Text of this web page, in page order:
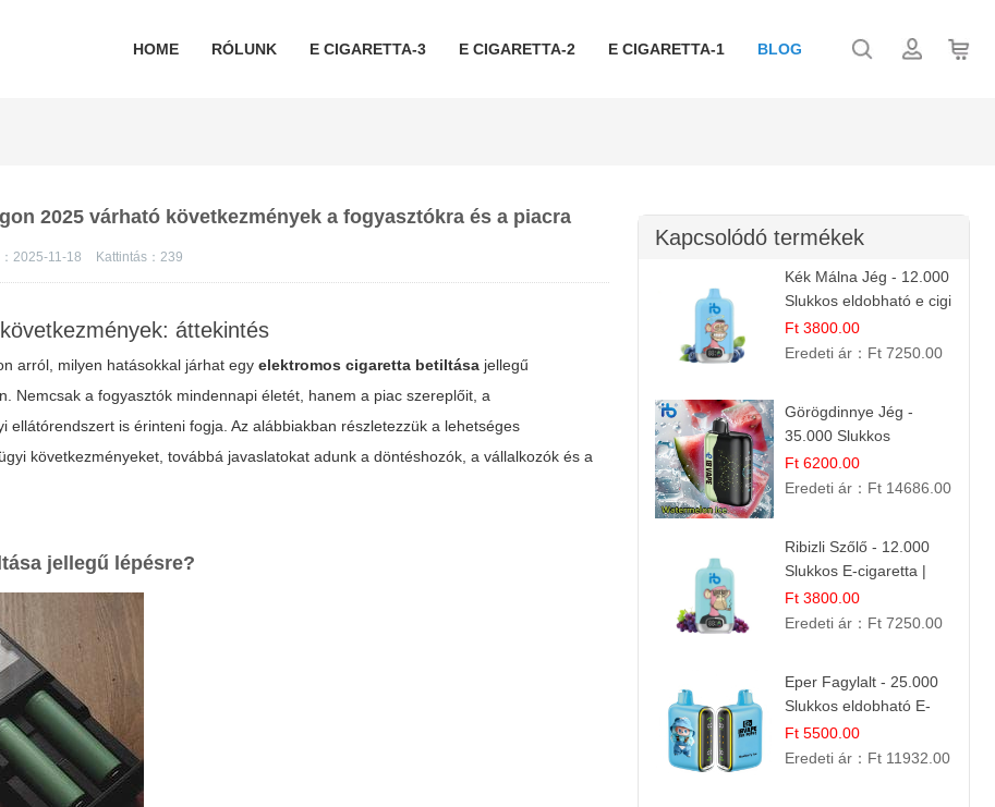
HOME RÓLUNK E CIGARETTA-3 E CIGARETTA-2 E CIGARETTA-1 BLOG
2025 várható következmények a fogyasztókra és a piacra
：2025-11-18 Kattintás：239
áttekintés
arról, milyen hatásokkal járhat egyelektromos cigaretta betiltása jellegű
Nemcsak a fogyasztók mindennapi életét, hanem a piac szereplőit, a
is érinteni fogja. Az alábbiakban részletezzük a lehetséges
következményeket, továbbá javaslatokat adunk a döntéshozók, a vállalkozók és a
jellegű lépésre?
Kapcsolódó termékek
Kék Málna Jég - 12.000
Slukkos eldobható e cigi
| Frissítő Bogyós Íz
Ft 3800.00
Eredeti ár： Ft 7250.00
Görögdinnye Jég -
35.000 Slukkos
eldobható vape |
IBVape Bar Frissítő
Ft 6200.00
Eredeti ár： Ft 14686.00
Ribizli Szőlő - 12.000
Slukkos E-cigaretta |
Kifinomult Gyümölcs Íz
Ft 3800.00
Eredeti ár： Ft 7250.00
Eper Fagylalt - 25.000
Slukkos eldobható E-
cigaretta | Édes
Desszert Íz
Ft 5500.00
Eredeti ár： Ft 11932.00